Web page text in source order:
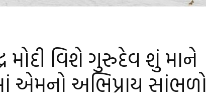
મોદી વિશે ગુરુદેવ શું માને
એમનો અભિપ્રાય સાંભળો